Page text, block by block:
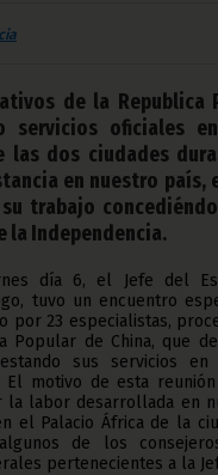
de la Republica
servicios oficiales
las dos ciudades
en nuestro país,
trabajo
la Independencia.
día 6, el Jefe del
tuvo un encuentro
por 23 especialistas,
Popular de China, que
sus servicios
El motivo de esta
la labor desarrollada en
el Palacio África de la
de los
pertenecientes a la